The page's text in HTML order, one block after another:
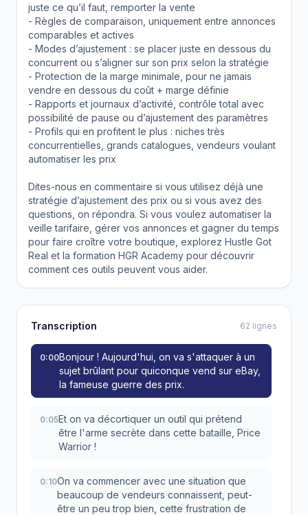
juste ce qu’il faut, remporter la vente
- Règles de comparaison, uniquement entre annonces
comparables et actives
- Modes d’ajustement : se placer juste en dessous du
concurrent ou s’aligner sur son prix selon la stratégie
- Protection de la marge minimale, pour ne jamais
vendre en dessous du coût + marge définie
- Rapports et journaux d’activité, contrôle total avec
possibilité de pause ou d’ajustement des paramètres
- Profils qui en profitent le plus : niches très
concurrentielles, grands catalogues, vendeurs voulant
automatiser les prix
Dites-nous en commentaire si vous utilisez déjà une
stratégie d’ajustement des prix ou si vous avez des
questions, on répondra. Si vous voulez automatiser la
veille tarifaire, gérer vos annonces et gagner du temps
pour faire croître votre boutique, explorez Hustle Got
Real et la formation HGR Academy pour découvrir
comment ces outils peuvent vous aider.
Transcription 62 lignes
0:00Bonjour ! Aujourd'hui, on va s'attaquer à un
sujet brûlant pour quiconque vend sur eBay,
la fameuse guerre des prix.
0:05Et on va décortiquer un outil qui prétend
être l'arme secrète dans cette bataille, Price
Warrior !
0:10On va commencer avec une situation que
beaucoup de vendeurs connaissent, peut-
être un peu trop bien, cette frustration de